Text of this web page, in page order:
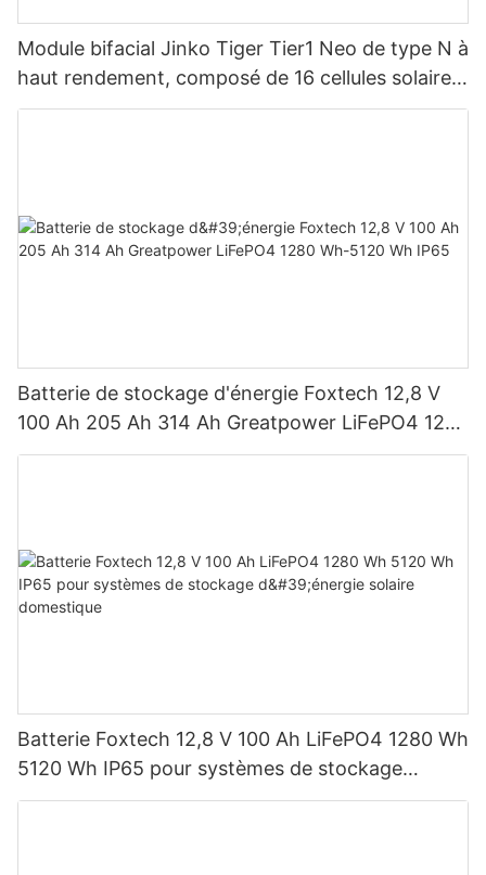
Module bifacial Jinko Tiger Tier1 Neo de type N à
haut rendement, composé de 16 cellules solaires
BB, pour des puissances de 590 W, 620 W, 630
Batterie de stockage d'énergie Foxtech 12,8 V
100 Ah 205 Ah 314 Ah Greatpower LiFePO4 1280
Wh-5120 Wh IP65
Batterie Foxtech 12,8 V 100 Ah LiFePO4 1280 Wh
5120 Wh IP65 pour systèmes de stockage
d'énergie solaire domestique